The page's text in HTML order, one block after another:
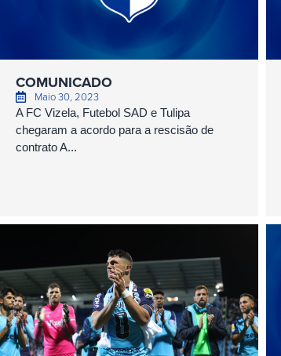
COMUNICADO
Maio 30, 2023
A FC Vizela, Futebol SAD e Tulipa
chegaram a acordo para a rescisão de
contrato A...